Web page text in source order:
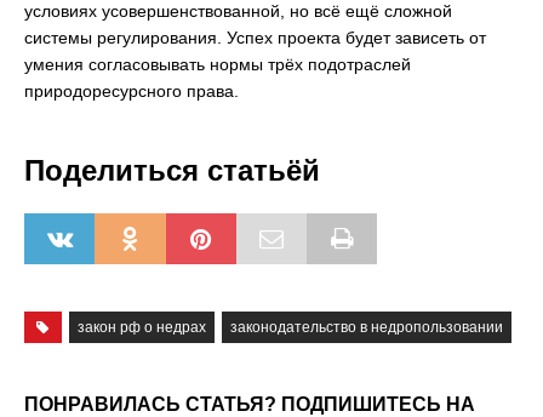
условиях усовершенствованной, но всё ещё сложной
системы регулирования. Успех проекта будет зависеть от
умения согласовывать нормы трёх подотраслей
природоресурсного права.
Поделиться статьёй
закон рф о недрах законодательство в недропользовании
ПОНРАВИЛАСЬ СТАТЬЯ? ПОДПИШИТЕСЬ НА